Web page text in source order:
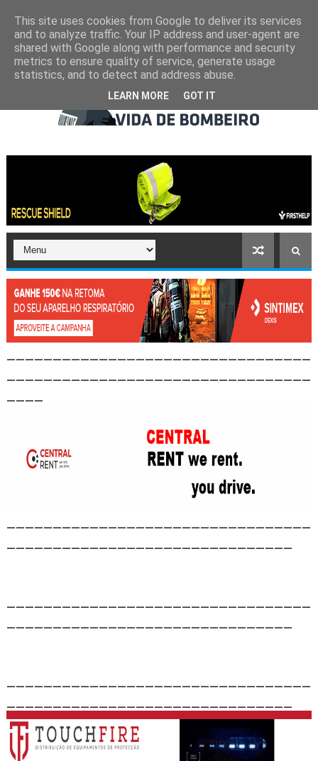
This site uses cookies from Google to deliver its services
and to analyze traffic. Your IP address and user-agent are
shared with Google along with performance and security
metrics to ensure quality of service, generate usage
statistics, and to detect and address abuse.
LEARN MORE GOT IT